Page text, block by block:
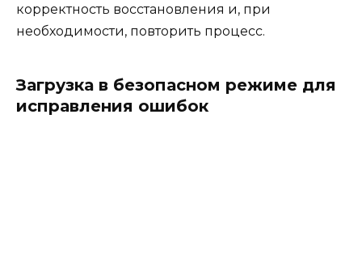
корректность восстановления и, при
необходимости, повторить процесс.
Загрузка в безопасном режиме для
исправления ошибок